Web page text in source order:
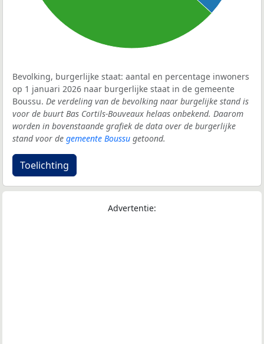
Bevolking, burgerlijke staat: aantal en percentage inwoners
op 1 januari 2026 naar burgerlijke staat in de gemeente
Boussu. De verdeling van de bevolking naar burgelijke stand is
voor de buurt Bas Cortils-Bouveaux helaas onbekend. Daarom
worden in bovenstaande grafiek de data over de burgerlijke
stand voor de gemeente Boussu getoond.
Toelichting
Advertentie: